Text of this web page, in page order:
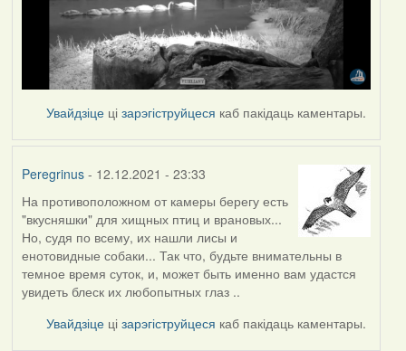
Увайдзіце цізарэгіструйцеся каб пакідаць каментары.
Peregrinus- 12.12.2021 - 23:33
На противоположном от камеры берегу есть
"вкусняшки" для хищных птиц и врановых...
Но, судя по всему, их нашли лисы и
енотовидные собаки... Так что, будьте внимательны в
темное время суток, и, может быть именно вам удастся
увидеть блеск их любопытных глаз ..
Увайдзіце цізарэгіструйцеся каб пакідаць каментары.